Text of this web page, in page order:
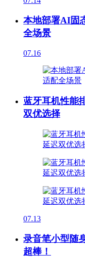
本地部署AI固
全场景
07.16
蓝牙耳机性能
双优选择
07.13
录音笔小型随
超棒！